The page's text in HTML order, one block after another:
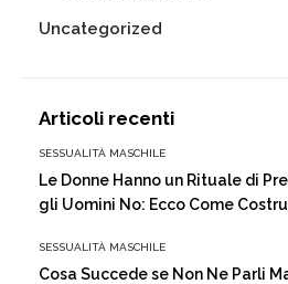
Uncategorized
Articoli recenti
SESSUALITÀ MASCHILE
Le Donne Hanno un Rituale di
gli Uomini No: Ecco Come
SESSUALITÀ MASCHILE
Cosa Succede se Non Ne Parli